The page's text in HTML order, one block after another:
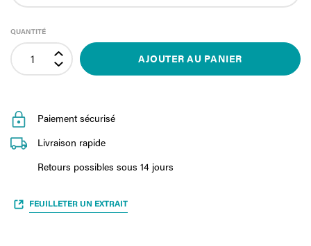
QUANTITÉ
AJOUTER AU PANIER
Paiement sécurisé
Livraison rapide
Retours possibles sous 14 jours
FEUILLETER UN EXTRAIT